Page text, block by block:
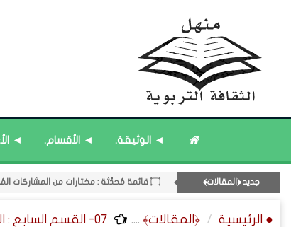
◄ الوثيقة. ◄ الأقسام. ◄
جديد ﴿المقالات﴾
11- القسم الحادي عشر : ﴿اللقاءات الشخصية - الثقافة المتسلسلة﴾.
۝ قائمة مُثبتة : مشرف منهل الثقافة التربوية.
۝ قائمة مُثبتة : إدارة منهل الثقافة التربوية.
۝ قائمة مُحدَّثة : مختارات من المشاركات المُحدَّثة.
● الرئيسية ﴿المقالات﴾ .... 07- القسم السابع : الثقافة الفنية ﴿التراجم - الرسائل - التوقيعات﴾.